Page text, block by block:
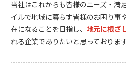
当社はこれからも皆様のニーズ・満
イルで地域に暮らす皆様のお困り事
在になることを目指し、地元に根ざ
れる企業でありたいと思っております